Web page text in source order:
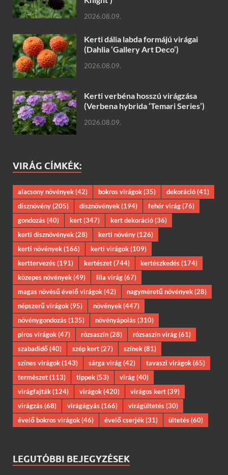
2026.08.09.
Kerti dália labda formájú virágai
(Dahlia ‘Gallery Art Deco’)
2026.08.09.
Kerti verbéna hosszú virágzása
(Verbena hybrida ‘Temari Series’)
2026.08.09.
VIRÁG CÍMKÉK:
alacsony növények(42) bokros virágok(35) dekoráció(41)
dísznövény(205) dísznövények(194) fehér virág(76)
gondozás(40) kert(347) kert dekoráció(36)
kerti dísznövények(28) kerti növény(126)
kerti növények(166) kerti virágok(109)
kerttervezés(191) kertészet(744) kertészkedés(174)
közepes növények(49) lila virág(67)
magas növésű évelő virágok(42) nagyméretű növények(28)
népszerű virágok(95) növények(447)
növénygondozás(135) növényápolás(310)
piros virágok(47) rózsaszín(28) rózsaszín virág(61)
szabadidő(40) szép kert(27) színek(81)
színes virágok(143) sárga virág(42) tavaszi virágok(65)
természet(113) tippek(53) virág(40)
virágfajták(124) virágok(420) virágos kert(39)
virágzás(68) virágágyás(166) virágültetés(30)
évelő bokros virágok(46) évelő cserjék(31) ültetés(60)
LEGUTÓBBI BEJEGYZÉSEK